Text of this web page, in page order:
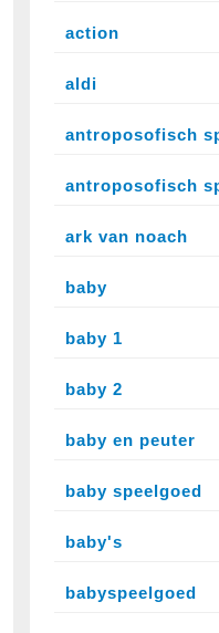
action
aldi
antroposofisch
antroposofisch
ark van noach
baby
baby 1
baby 2
baby en peuter
baby speelgoed
baby's
babyspeelgoed